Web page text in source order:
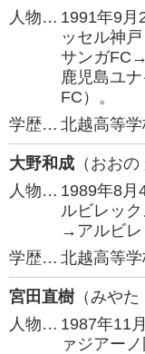
人物… 1991年9月
ッセル神
サンガ
鹿児島ユ
FC）。
学歴… 北越高等
大野和成 （おおの
人物… 1989年8月
ルビレッ
→アルビレ
学歴… 北越高等
宮田直樹（みやた
人物… 1987年11
ァジアー